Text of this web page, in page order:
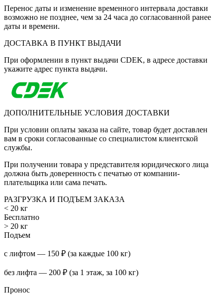
Перенос даты и изменение временного интервала доставки
возможно не позднее, чем за 24 часа до согласованной ранее
даты и времени.
ДОСТАВКА В ПУНКТ ВЫДАЧИ
При оформлении в пункт выдачи CDEK, в адресе доставки
укажите адрес пункта выдачи.
ДОПОЛНИТЕЛЬНЫЕ УСЛОВИЯ ДОСТАВКИ
При условии оплаты заказа на сайте, товар будет доставлен
вам в сроки согласованные со специалистом клиентской
службы.
При получении товара у представителя юридического лица
должна быть доверенность с печатью от компании-
плательщика или сама печать.
РАЗГРУЗКА И ПОДЪЕМ ЗАКАЗА
< 20 кг
Бесплатно
> 20 кг
Подъем
с лифтом — 150 ₽ (за каждые 100 кг)
без лифта — 200 ₽ (за 1 этаж, за 100 кг)
Пронос